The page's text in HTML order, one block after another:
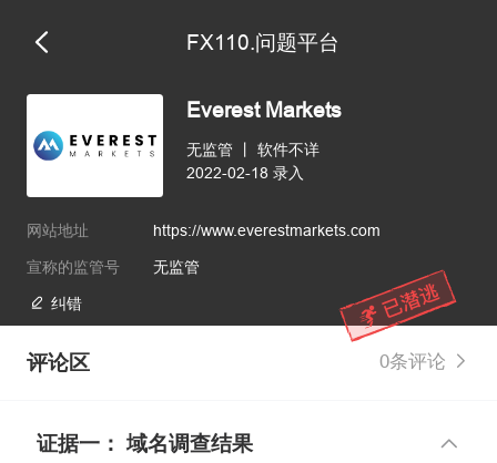
FX110.问题平台
Everest Markets
无监管
软件不详
2022-02-18 录入
网站地址 https://www.everestmarkets.com
宣称的监管号 无监管
纠错
评论区 0条评论
证据一： 域名调查结果